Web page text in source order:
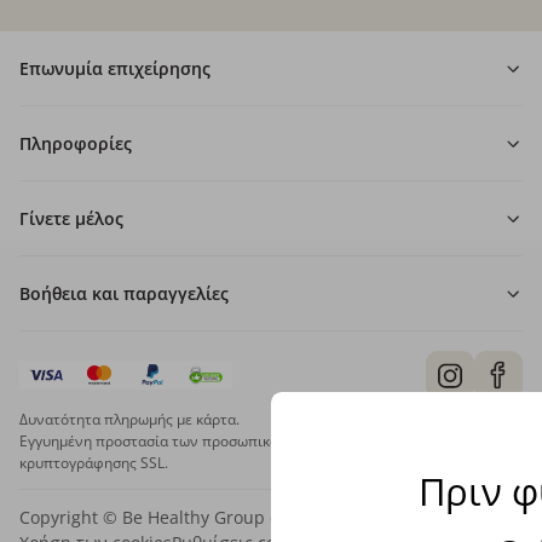
Επωνυμία επιχείρησης
Πληροφορίες
Γίνετε μέλος
Βοήθεια και παραγγελίες
Δυνατότητα πληρωμής με κάρτα.
Εγγυημένη προστασία των προσωπικών σας δεδομένων μέσω
κρυπτογράφησης SSL.
Copyright © Be Healthy Group d.o.o. 2012 - 2026
Πριν